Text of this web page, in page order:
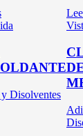
Disolventes